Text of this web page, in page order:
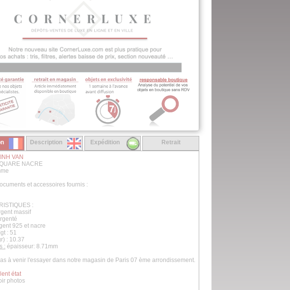
Description Expédition Retrait
VAN
NACRE
et accessoires fournis :
:
massif
925 et nacre
: 51
: 10.37
: épaisseur: 8.71mm
à venir l'essayer dans notre magasin de Paris 07 ème arrondissement.
état
photos